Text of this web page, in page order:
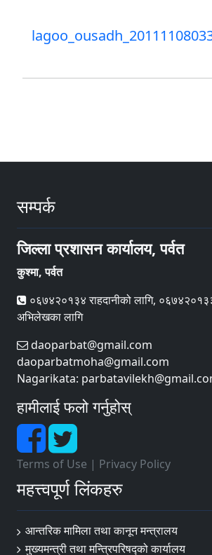
सम्पर्क
जिल्ला प्रशासन कार्यालय, पर्वत
कुश्मा, पर्वत
०६७४२०१३४ राहदानीको लागि,
अभिलेखका लागि
daoparbat@gmail.com
daoparbatmoha@gmail.com
Nagarikata:
हामीलाई फलो गर्नुहोस्
Terms of Use | Privacy Policy
महत्त्वपूर्ण लिंकहरु
आन्तरिक मामिला तथा कानून मन्त्रालय
मुख्यमन्त्री तथा मन्त्रिपरिषद्को कार्यालय